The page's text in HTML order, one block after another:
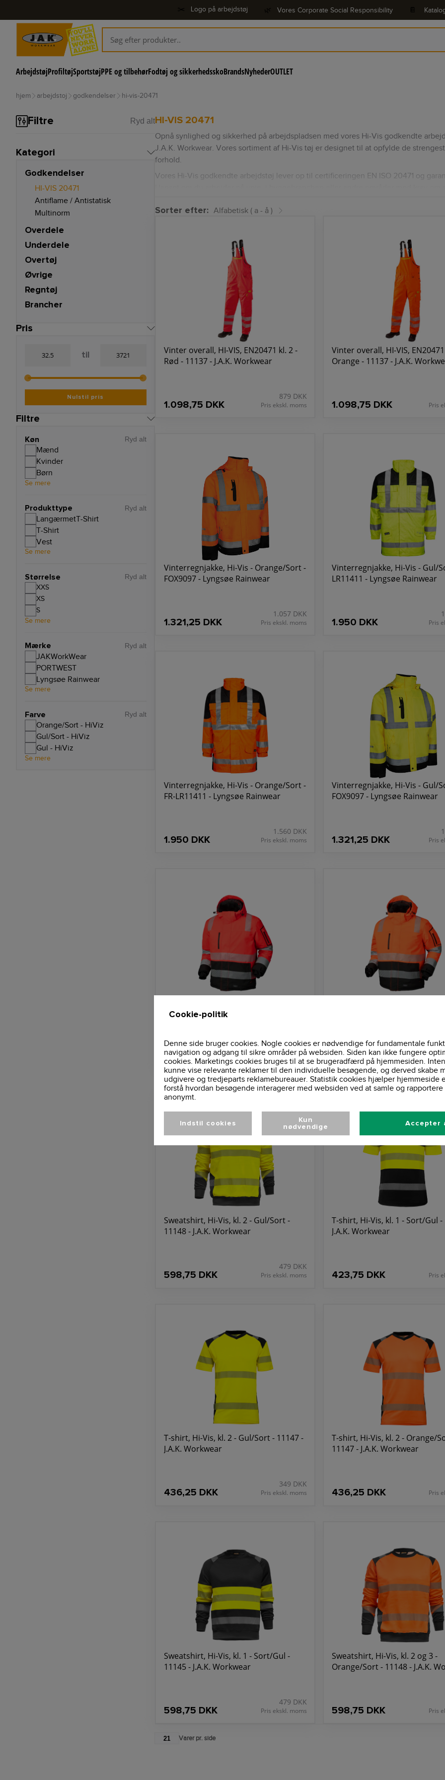
Logo på arbejdstøj Vores Corporate Social Responsibility
ArbejdstøjProfiltøjSportstøjPPE og tilbehørFodtøj og sikkerhedsskoBrandsNyhederOUTLET
hjem arbejdstoj godkendelser hi-vis-20471
Cookie-politik
Denne side bruger cookies. Nogle cookies er nødvendige for fundamentale
navigation og adgang til sikre områder på websiden. Siden kan ikke fungere
cookies. Marketings cookies bruges til at se brugeradfærd på hjemmesiden.
kunne vise relevante reklamer til den individuelle besøgende, og derved skabe
udgivere og tredjeparts reklamebureauer. Statistik cookies hjælper hjemmeside
forstå hvordan besøgende interagerer med websiden ved at samle og
anonymt.
Indstil cookies
Kun
nødvendige
Accepter
Filtre Ryd alt
Kategori
Godkendelser
HI-VIS 20471
Antiflame / Antistatisk
Multinorm
Overdele
Underdele
Overtøj
Øvrige
Regntøj
Brancher
Pris
til
Nulstil pris
Filtre
Køn Ryd alt
Mænd
Kvinder
Børn
Se mere
Produkttype Ryd alt
LangærmetT-Shirt
T-Shirt
Vest
Se mere
Størrelse
Ryd alt
XXS
XS
S
Se mere
Mærke Ryd alt
JAKWorkWear
PORTWEST
Lyngsøe Rainwear
Se mere
Farve Ryd alt
Orange/Sort - HiViz
Gul/Sort - HiViz
Gul - HiViz
Se mere
HI-VIS 20471
Opnå synlighed og sikkerhed på arbejdspladsen med vores Hi-Vis godkendte
J.A.K. Workwear. Vores sortiment af Hi-Vis tøj er designet til at opfylde de
forhold.
Vores Hi-Vis godkendte arbejdstøj lever op til certificeringen EN ISO 20471 og
sikkerhed, så du kan fokusere på dit arbejde uden at gå på kompromis med
dedikerede til at levere arbejdstøj af højeste kvalitet til professionelle, der kræver
Sorter efter: Alfabetisk ( a - å )
Vinter overall, HI-VIS, EN20471 kl. 2 -
Rød - 11137 - J.A.K. Workwear
1.098,75 DKK
879 DKK
Pris ekskl. moms
Vinter overall, HI-VIS,
Orange - 11137 - J.A.K.
1.098,75 DKK Pris
Vinterregnjakke, Hi-Vis - Orange/Sort -
FOX9097 - Lyngsøe Rainwear
1.321,25 DKK
1.057 DKK
Pris ekskl. moms
Vinterregnjakke, Hi-Vis - Gul/
LR11411 - Lyngsøe Rainwear
1.950 DKK Pris
Vinterregnjakke, Hi-Vis - Orange/Sort -
FR-LR11411 - Lyngsøe Rainwear
1.950 DKK
1.560 DKK
Pris ekskl. moms
Vinterregnjakke, Hi-Vis - Gul/
FOX9097 - Lyngsøe Rainwear
1.321,25 DKK Pris
J.A.K. Workwear
1.748,75 DKK
1.399 DKK
Pris ekskl. moms 1.748,75 DKK Pris
Sweatshirt, Hi-Vis, kl. 2 - Gul/Sort -
11148 - J.A.K. Workwear
598,75 DKK
479 DKK
Pris ekskl. moms
T-shirt, Hi-Vis, kl. 1 - Sort/Gul -
J.A.K. Workwear
423,75 DKK Pris
T-shirt, Hi-Vis, kl. 2 - Gul/Sort - 11147 -
J.A.K. Workwear
436,25 DKK
349 DKK
Pris ekskl. moms
T-shirt, Hi-Vis, kl. 2 - Orange/
11147 - J.A.K. Workwear
436,25 DKK Pris
Sweatshirt, Hi-Vis, kl. 1 - Sort/Gul -
11145 - J.A.K. Workwear
598,75 DKK
479 DKK
Pris ekskl. moms
Sweatshirt, Hi-Vis, kl. 2 og 3 -
Orange/Sort - 11148 - J.A.K.
598,75 DKK Pris
21 Varer pr. side